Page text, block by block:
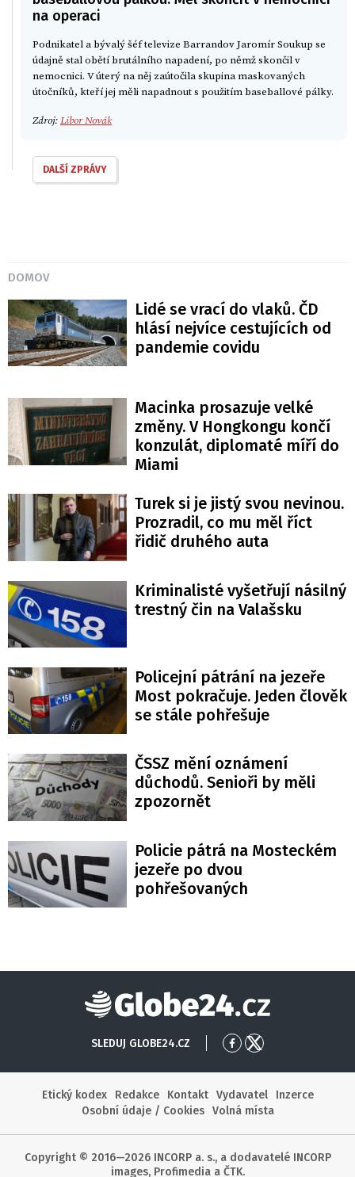
na operaci
Podnikatel a bývalý šéf televize Barrandov Jaromír Soukup se
údajně stal obětí brutálního napadení, po němž skončil v
nemocnici. V úterý na něj zaútočila skupina maskovaných
útočníků, kteří jej měli napadnout s použitím baseballové pálky.
Zdroj:Libor Novák
DALŠÍ ZPRÁVY
DOMOV
Lidé se vrací do vlaků. ČD
hlásí nejvíce cestujících od
pandemie covidu
Macinka prosazuje velké
změny. V Hongkongu končí
konzulát, diplomaté míří do
Miami
Turek si je jistý svou nevinou.
Prozradil, co mu měl říct
řidič druhého auta
Kriminalisté vyšetřují násilný
trestný čin na Valašsku
Policejní pátrání na jezeře
Most pokračuje. Jeden člověk
se stále pohřešuje
ČSSZ mění oznámení
důchodů. Senioři by měli
zpozornět
Policie pátrá na Mosteckém
jezeře po dvou
pohřešovaných
Globe24
SLEDUJ GLOBE24.CZ
PřejítPřejít
Etický kodex
Redakce Kontakt Vydavatel
Inzerce
Osobní údaje / Cookies
Volná místa
Copyright © 2016—2026 INCORP a. s., a dodavatelé INCORP
images, Profimedia a ČTK.